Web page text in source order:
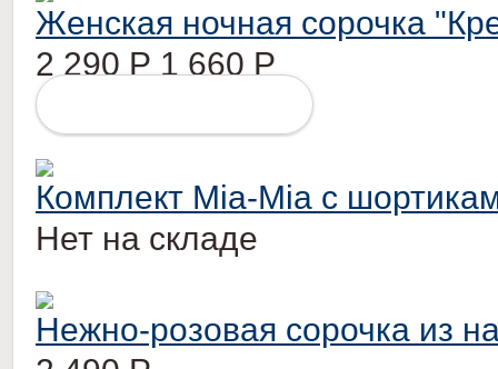
Женская ночная сорочка
2 290 Р 1 660 Р
Комплект Mia-Mia с
Нет на складе
Нежно-розовая сорочка из